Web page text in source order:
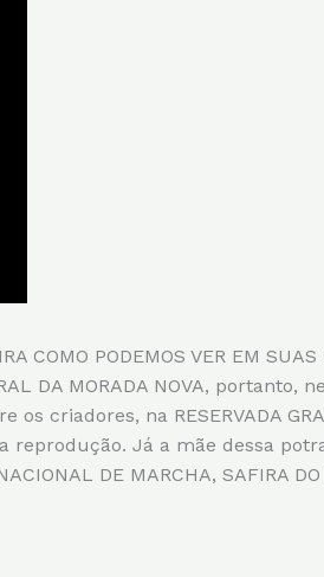
COMO PODEMOS VER EM
DA MORADA NOVA,
na RESERVADA
Já a mãe dessa
DE MARCHA, SAFIRA DO